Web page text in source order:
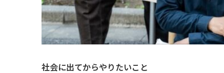
社会に出てからやりたいこと